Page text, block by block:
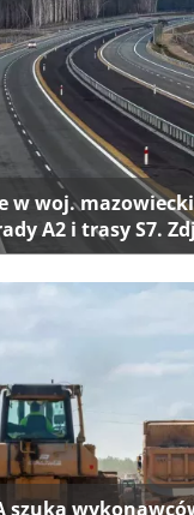
w woj.
A2 i trasy S7.
szuka